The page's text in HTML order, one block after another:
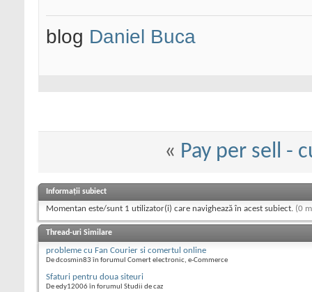
blog Daniel Buca
« Pay per sell -
Informații subiect
Momentan este/sunt 1 utilizator(i) care navighează în acest subiect. (0
Thread-uri Similare
probleme cu Fan Courier si comertul online
De dcosmin83 în forumul Comert electronic, e-Commerce
Sfaturi pentru doua siteuri
De edy12006 în forumul Studii de caz